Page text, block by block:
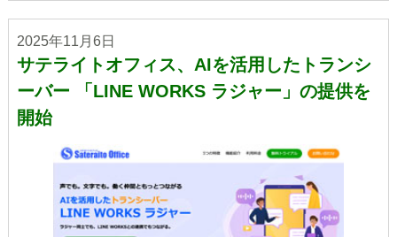
2025年11月6日
サテライトオフィス、AIを活用したトランシ
ーバー 「LINE WORKS ラジャー」の提供を
開始